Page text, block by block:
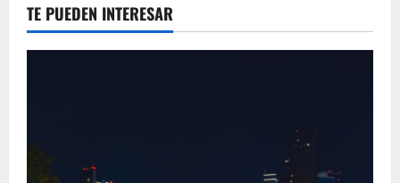
Olinia,
el
nuevo
vehículo
TE PUEDEN INTERESAR